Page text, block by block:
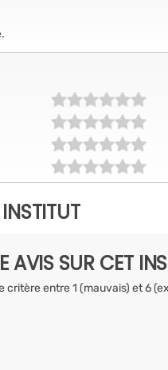
AVIS SUR CET
critère entre 1 (mauvais) et 6